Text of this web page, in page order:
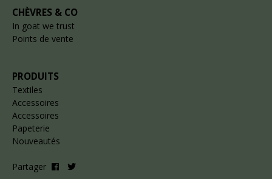
CHÈVRES & CO
In goat we trust
Points de vente
PRODUITS
Textiles
Accessoires
Accessoires
Papeterie
Nouveautés
Partager